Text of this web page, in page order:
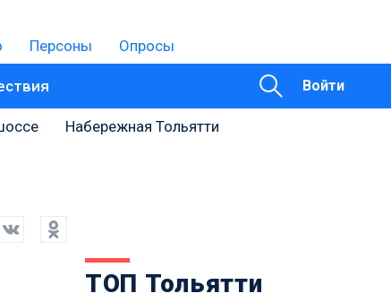
Персоны Опросы
Войти
Набережная Тольятти
ТОП Тольятти